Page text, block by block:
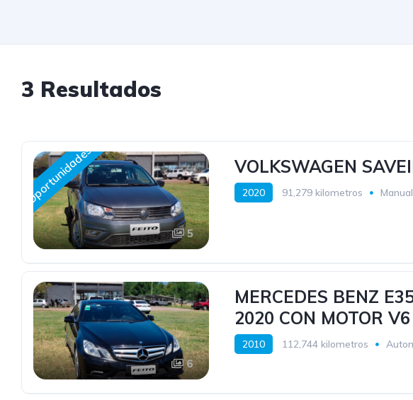
3 Resultados
Oportunidades
5
VOLKSWAGEN
2020 91,279 kilometros Manual
6
MERCEDES BENZ
2020 CON MOTOR
2010 112,744 kilometros